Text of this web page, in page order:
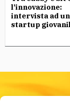
l’innovazione:
intervista ad
startup